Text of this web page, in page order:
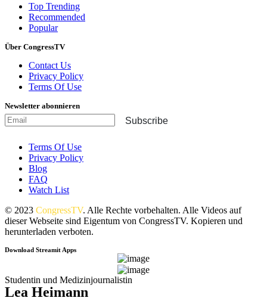
Top Trending
Recommended
Popular
Über CongressTV
Contact Us
Privacy Policy
Terms Of Use
Newsletter abonnieren
Subscribe
Terms Of Use
Privacy Policy
Blog
FAQ
Watch List
© 2023 CongressTV. Alle Rechte vorbehalten. Alle Videos auf
dieser Webseite sind Eigentum von CongressTV. Kopieren und
herunterladen verboten.
Download Streamit Apps
Studentin und Medizinjournalistin
Lea Heimann